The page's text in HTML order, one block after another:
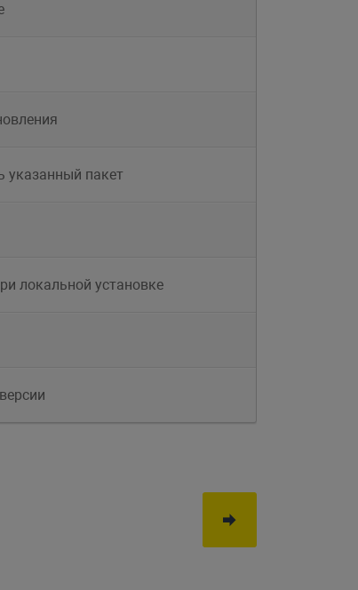
указанный пакет
локальной установке